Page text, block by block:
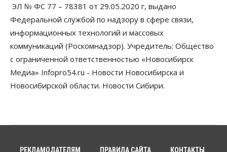
Авто Общество
Треть автовладельцев в Новосибирской области
«поставили машины на прикол»
07 Августа 2026, 13:00
Школы, библиотеки, пешеходные тротуары:
депутаты Госдумы контролируют работы на
социальных объектах
07 Августа 2026, 12:35
Синоптики рассказали о погоде в Новосибирске
ЭЛ № ФС 77 – 78381 от 29.05.2020 г, выдано
Федеральной службой по надзору в сфере связи,
информационных технологий и массовых
коммуникаций (Роскомнадзор). Учредитель: Общество
с ограниченной ответственностью «Новосибирск
Медиа» Infopro54.ru - Новости Новосибирска и
Новосибирской области. Новости Сибири.
РЕКЛАМОДАТЕЛЯМ ПРАВИЛА САЙТА КОНТАКТЫ